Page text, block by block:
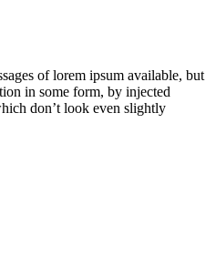
of lorem ipsum available, but
in some form, by injected
don’t look even slightly